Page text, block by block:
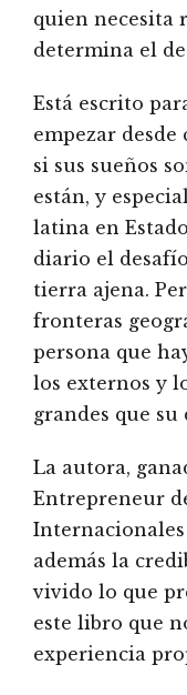
quien necesita
determina el
Está escrito
empezar desde
si sus sueños
están, y
latina en
diario el
tierra ajena.
fronteras
persona que
los externos y
grandes que su
La autora,
Entrepreneur
además la
vivido lo que
este libro que
experiencia